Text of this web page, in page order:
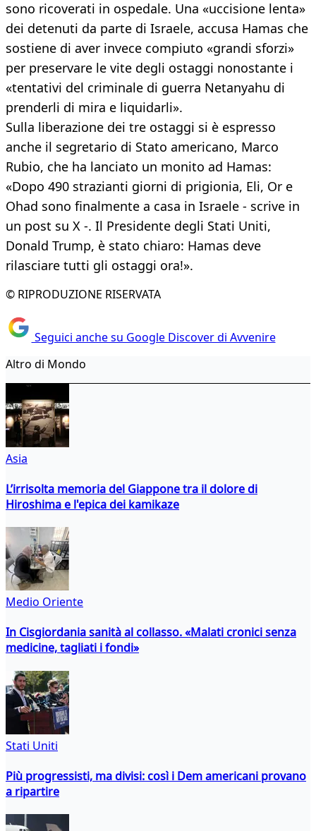
sono ricoverati in ospedale. Una «uccisione lenta»
dei detenuti da parte di Israele, accusa Hamas che
sostiene di aver invece compiuto «grandi sforzi»
per preservare le vite degli ostaggi nonostante i
«tentativi del criminale di guerra Netanyahu di
prenderli di mira e liquidarli».
Sulla liberazione dei tre ostaggi si è espresso
anche il segretario di Stato americano, Marco
Rubio, che ha lanciato un monito ad Hamas:
«Dopo 490 strazianti giorni di prigionia, Eli, Or e
Ohad sono finalmente a casa in Israele - scrive in
un post su X -. Il Presidente degli Stati Uniti,
Donald Trump, è stato chiaro: Hamas deve
rilasciare tutti gli ostaggi ora!».
© RIPRODUZIONE RISERVATA
Seguici anche su Google Discover di Avvenire
Altro di Mondo
Asia
L’irrisolta memoria del Giappone tra il dolore di
Hiroshima e l'epica dei kamikaze
Medio Oriente
In Cisgiordania sanità al collasso. «Malati cronici senza
medicine, tagliati i fondi»
Stati Uniti
Più progressisti, ma divisi: così i Dem americani provano
a ripartire